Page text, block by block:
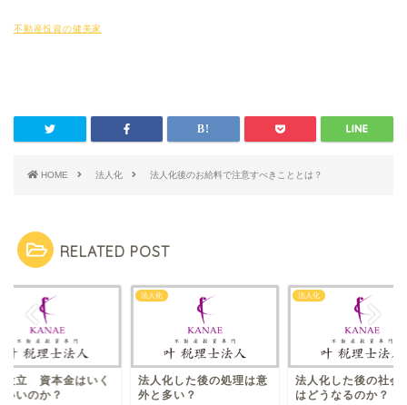
不動産投資の健美家
HOME 法人化 法人化後のお給料で注意すべきこととは？
RELATED POST
設立 資本金はいく
いい​のか？
法人化
法人化した後の処理は意
外と多い？
法人化
法人化した後の社会
はどうなるのか？